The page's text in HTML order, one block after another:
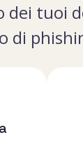
dei tuoi
di